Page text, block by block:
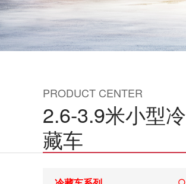
PRODUCT CENTER
2.6-3.9米小型冷
藏车